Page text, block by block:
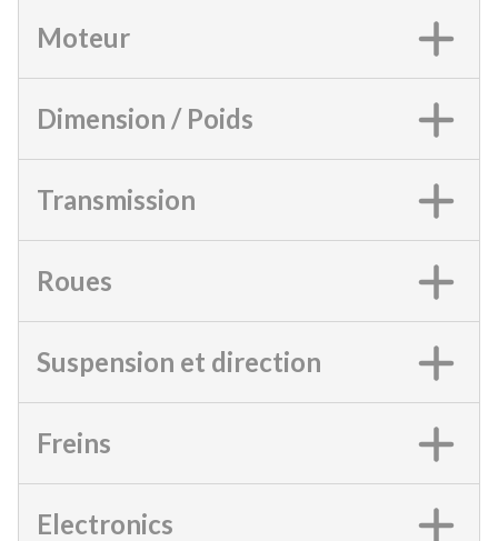
Moteur
Dimension / Poids
Transmission
Roues
Suspension et direction
Freins
Electronics